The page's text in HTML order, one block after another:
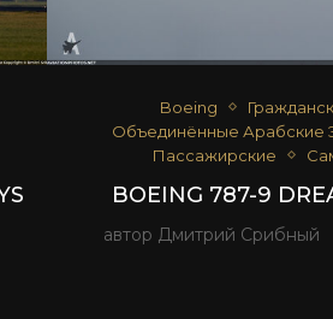
Boeing
Объединённые Арабские
Пассажирские
BOEING 787-9
автор Дмитрий Срибный